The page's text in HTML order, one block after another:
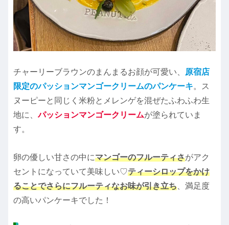
チャーリーブラウンのまんまるお顔が可愛い、
原宿店
限定のパッションマンゴークリームのパンケーキ。ス
ヌーピーと同じく米粉とメレンゲを混ぜたふわふわ生
地に、パッションマンゴークリームが塗られていま
す。
卵の優しい甘さの中にマンゴーのフルーティさがアク
セントになっていて美味しい♡ティーシロップをかけ
ることでさらにフルーティなお味が引き立ち 、満足度
の高いパンケーキでした！